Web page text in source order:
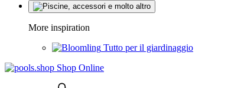
More inspiration
Tutto per il giardinaggio